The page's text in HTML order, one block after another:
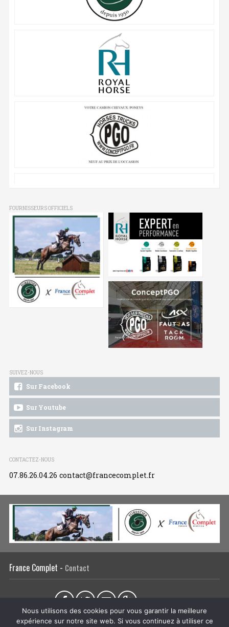
FOURNISSEURS OFFICIELS
SUIVEZ-NOUS
Sur Facebook
Sur Youtube
Sur Instagram
CONTACTEZ-NOUS
07.86.26.04.26 contact@francecomplet.fr
France Complet - Contact
L’association Actualités Tous les évènements Liens utiles
Nous utilisons des cookies pour vous garantir la meilleure
expérience sur notre site web. Si vous continuez à utiliser ce